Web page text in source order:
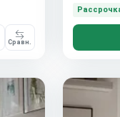
Сравн.